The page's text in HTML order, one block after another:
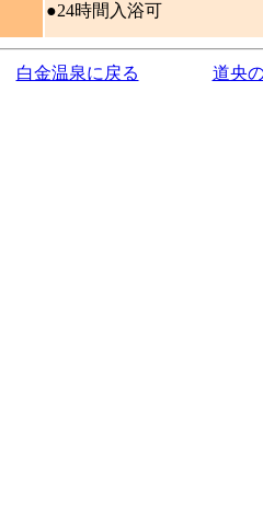
●24時間入浴可
白金温泉に戻る 道央